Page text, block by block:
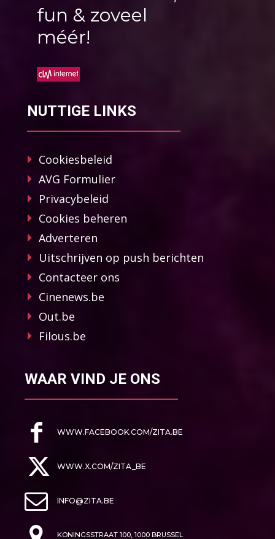
fun & zoveel
méér!
NUTTIGE LINKS
Cookiesbeleid
AVG Formulier
Privacybeleid
Cookies beheren
Adverteren
Uitschrijven op push berichten
Contacteer ons
Cinenews.be
Out.be
Filous.be
WAAR VIND JE ONS
WWW.FACEBOOK.COM/ZITA.BE
WWW.X.COM/ZITA_BE
INFO@ZITA.BE
KONINGSSTRAAT 100, 1000 BRUSSEL